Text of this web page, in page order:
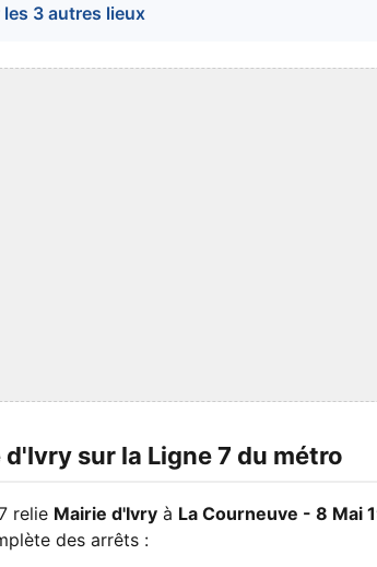
les 3 autres lieux
d'Ivry sur la Ligne 7 du métro
relie Mairie d'Ivry à La Courneuve - 8 Mai
des arrêts :